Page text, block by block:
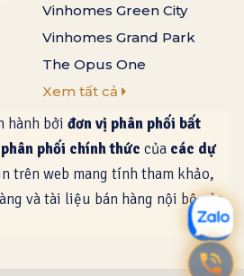
Vinhomes Green City
Vinhomes Grand Park
The Opus One
Xem tất cả
hành bởi đơn vị phân phối bất
phối chính thức của các dự
trên web mang tính tham khảo,
và tài liệu bán hàng nội bộ của